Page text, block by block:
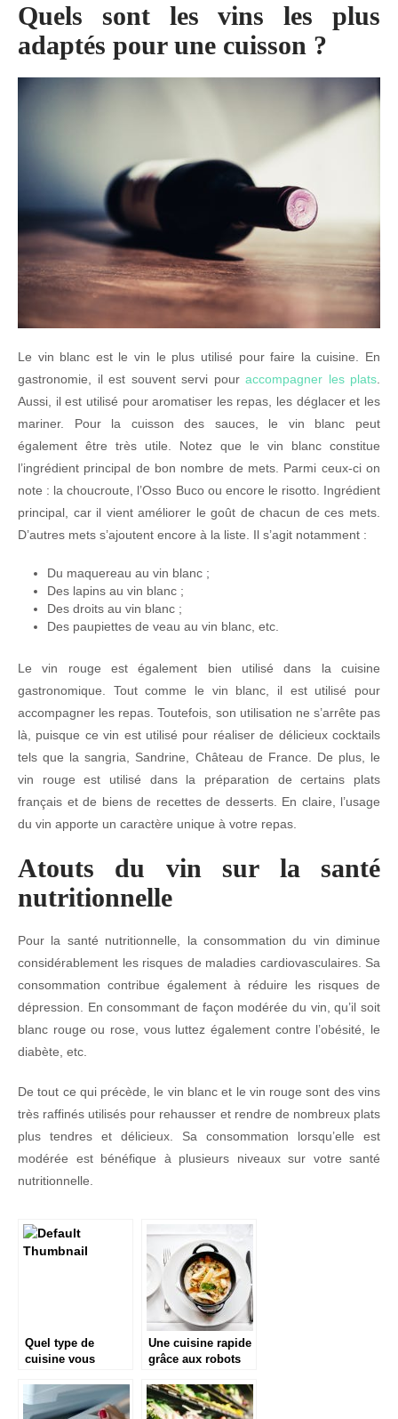
Quels sont les vins les plus
adaptés pour une cuisson ?
Le vin blanc est le vin le plus utilisé pour faire la cuisine. En
gastronomie, il est souvent servi pour accompagner les plats.
Aussi, il est utilisé pour aromatiser les repas, les déglacer et les
mariner. Pour la cuisson des sauces, le vin blanc peut
également être très utile. Notez que le vin blanc constitue
l’ingrédient principal de bon nombre de mets. Parmi ceux-ci on
note : la choucroute, l’Osso Buco ou encore le risotto. Ingrédient
principal, car il vient améliorer le goût de chacun de ces mets.
D’autres mets s’ajoutent encore à la liste. Il s’agit notamment :
Du maquereau au vin blanc ;
Des lapins au vin blanc ;
Des droits au vin blanc ;
Des paupiettes de veau au vin blanc, etc.
Le vin rouge est également bien utilisé dans la cuisine
gastronomique. Tout comme le vin blanc, il est utilisé pour
accompagner les repas. Toutefois, son utilisation ne s’arrête pas
là, puisque ce vin est utilisé pour réaliser de délicieux cocktails
tels que la sangria, Sandrine, Château de France. De plus, le
vin rouge est utilisé dans la préparation de certains plats
français et de biens de recettes de desserts. En claire, l’usage
du vin apporte un caractère unique à votre repas.
Atouts du vin sur la santé
nutritionnelle
Pour la santé nutritionnelle, la consommation du vin diminue
considérablement les risques de maladies cardiovasculaires. Sa
consommation contribue également à réduire les risques de
dépression. En consommant de façon modérée du vin, qu’il soit
blanc rouge ou rose, vous luttez également contre l’obésité, le
diabète, etc.
De tout ce qui précède, le vin blanc et le vin rouge sont des vins
très raffinés utilisés pour rehausser et rendre de nombreux plats
plus tendres et délicieux. Sa consommation lorsqu’elle est
modérée est bénéfique à plusieurs niveaux sur votre santé
nutritionnelle.
Quel type de
cuisine vous
Une cuisine rapide
grâce aux robots